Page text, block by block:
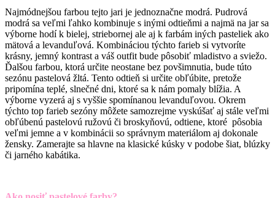
Najmódnejšou farbou tejto jari je jednoznačne modrá. Pudrová
modrá sa veľmi ľahko kombinuje s inými odtieňmi a najmä na jar sa
výborne hodí k bielej, striebornej ale aj k farbám iných pasteliek ako
mätová a levanduľová. Kombináciou týchto farieb si vytvoríte
krásny, jemný kontrast a váš outfit bude pôsobiť mladistvo a sviežo.
Ďalšou farbou, ktorá určite neostane bez povšimnutia, bude túto
sezónu pastelová žltá. Tento odtieň si určite obľúbite, pretože
pripomína teplé, slnečné dni, ktoré sa k nám pomaly blížia. A
výborne vyzerá aj s vyššie spomínanou levanduľovou. Okrem
týchto top farieb sezóny môžete samozrejme vyskúšať aj stále veľmi
obľúbenú pastelovú ružovú či broskyňovú, odtiene, ktoré pôsobia
veľmi jemne a v kombinácii so správnym materiálom aj dokonale
žensky. Zamerajte sa hlavne na klasické kúsky v podobe šiat, blúzky
či jarného kabátika.